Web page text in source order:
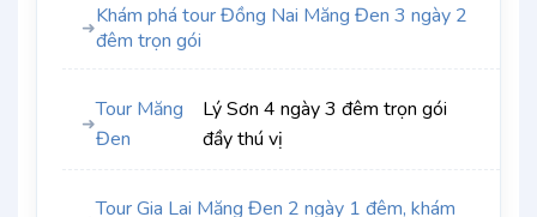
➜Khám phá tour Đồng Nai Măng Đen 3 ngày 2
đêm trọn gói
➜
Tour Măng
Đen
Lý Sơn 4 ngày 3 đêm trọn gói
đầy thú vị
Tour Gia Lai Măng Đen 2 ngày 1 đêm, khám